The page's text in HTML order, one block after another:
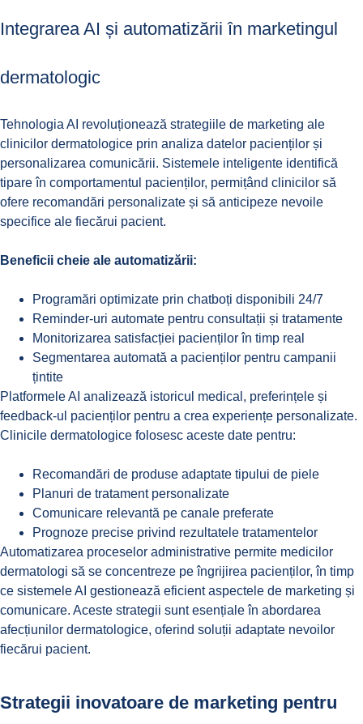
Integrarea AI și automatizării în marketingul
dermatologic
Tehnologia AI revoluționează strategiile de marketing ale
clinicilor dermatologice prin analiza datelor pacienților și
personalizarea comunicării. Sistemele inteligente identifică
tipare în comportamentul pacienților, permițând clinicilor să
ofere recomandări personalizate și să anticipeze nevoile
specifice ale fiecărui pacient.
Beneficii cheie ale automatizării:
Programări optimizate prin chatboți disponibili 24/7
Reminder-uri automate pentru consultații și tratamente
Monitorizarea satisfacției pacienților în timp real
Segmentarea automată a pacienților pentru campanii
țintite
Platformele AI analizează istoricul medical , preferințele și
feedback-ul pacienților pentru a crea experiențe personalizate.
Clinicile dermatologice folosesc aceste date pentru:
Recomandări de produse adaptate tipului de piele
Planuri de tratament personalizate
Comunicare relevantă pe canale preferate
Prognoze precise privind rezultatele tratamentelor
Automatizarea proceselor administrative permite medicilor
dermatologi să se concentreze pe îngrijirea pacienților, în timp
ce sistemele AI gestionează eficient aspectele de marketing și
comunicare. Aceste strategii sunt esențiale în abordarea
afecțiunilor dermatologice, oferind soluții adaptate nevoilor
fiecărui pacient.
Strategii inovatoare de marketing pentru